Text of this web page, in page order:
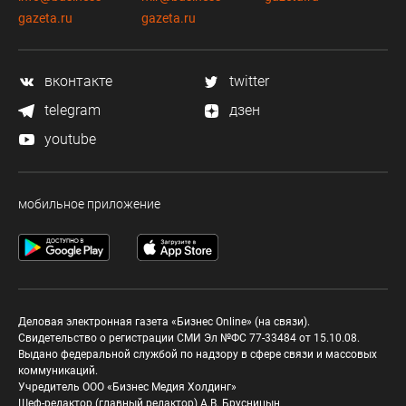
gazeta.ru
gazeta.ru
вконтакте
twitter
telegram
дзен
youtube
мобильное приложение
Деловая электронная газета «Бизнес Online» (на связи).
Свидетельство о регистрации СМИ Эл №ФС 77-33484 от 15.10.08.
Выдано федеральной службой по надзору в сфере связи и массовых
коммуникаций.
Учредитель ООО «Бизнес Медия Холдинг»
Шеф-редактор (главный редактор) А.В. Брусницын